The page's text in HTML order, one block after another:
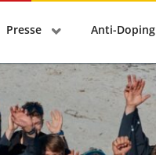
Presse Anti-Doping